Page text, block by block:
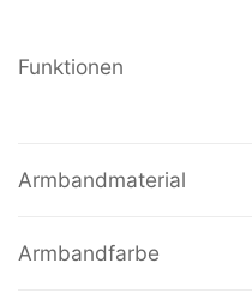
Funktionen
Armbandmaterial
Armbandfarbe